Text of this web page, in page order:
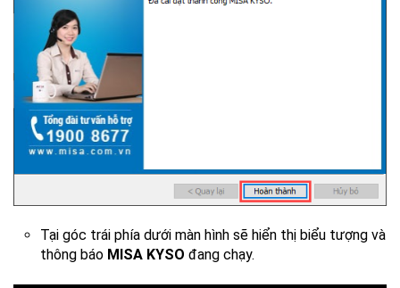
Tại góc trái phía dưới màn hình sẽ hiển thị biểu tượng và
thông báo MISA KYSO đang chạy.